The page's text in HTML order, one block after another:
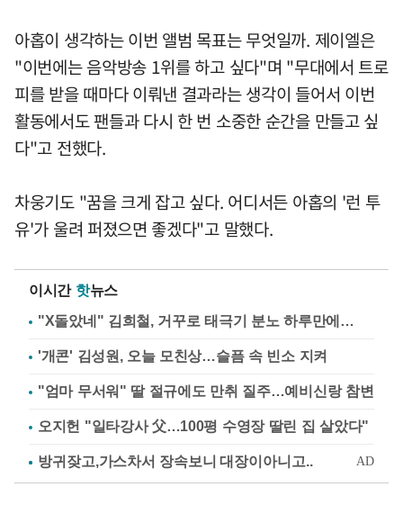
아홉이 생각하는 이번 앨범 목표는 무엇일까. 제이엘은
"이번에는 음악방송 1위를 하고 싶다"며 "무대에서 트로
피를 받을 때마다 이뤄낸 결과라는 생각이 들어서 이번
활동에서도 팬들과 다시 한 번 소중한 순간을 만들고 싶
다"고 전했다.
차웅기도 "꿈을 크게 잡고 싶다. 어디서든 아홉의 '런 투
유'가 울려 퍼졌으면 좋겠다"고 말했다.
이시간 핫뉴스
"X돌았네" 김희철, 거꾸로 태극기 분노 하루만에…
'개콘' 김성원, 오늘 모친상…슬픔 속 빈소 지켜
"엄마 무서워" 딸 절규에도 만취 질주…예비신랑 참변
오지헌 "일타강사 父…100평 수영장 딸린 집 살았다"